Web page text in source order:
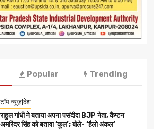
Popular Trending
टॉप न्यूज़|देश
राहुल गांधी ने बताया अपना पसंदीदा BJP नेता, कैप्टन
अमरिंदर सिंह को बताया ‘कूल’; बोले- ‘हैलो अंकल’